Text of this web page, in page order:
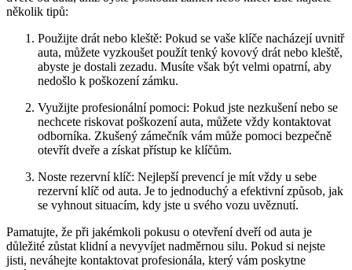
několik tipů:
Použijte drát nebo kleště: Pokud se vaše klíče nacházejí uvnitř
auta, můžete vyzkoušet použít tenký kovový drát nebo kleště,
abyste je dostali zezadu. Musíte však být velmi opatrní, aby
nedošlo k poškození zámku.
Využijte profesionální pomoci: Pokud jste nezkušení nebo se
nechcete riskovat poškození auta, můžete vždy kontaktovat
odborníka. Zkušený zámečník vám může pomoci bezpečně
otevřít dveře a získat přístup ke klíčům.
Noste rezervní klíč: Nejlepší prevencí je mít vždy u sebe
rezervní klíč od auta. Je to jednoduchý a efektivní způsob, jak
se vyhnout situacím, kdy jste u svého vozu uvěznutí.
Pamatujte, že při jakémkoli pokusu o otevření dveří od auta je
důležité zůstat klidní a nevyvíjet nadměrnou silu. Pokud si nejste
jisti, neváhejte kontaktovat profesionála, který vám poskytne